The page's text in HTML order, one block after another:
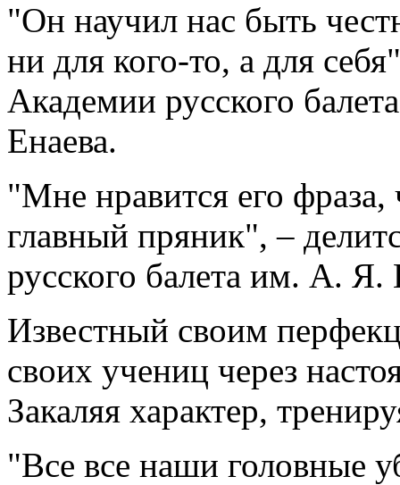
"Он научил нас быть
ни для кого-то, а для
Академии русского
Енаева.
"Мне нравится его
главный пряник", –
русского балета им. А. Я.
Известный своим
своих учениц через
Закаляя характер,
"Все все наши головные